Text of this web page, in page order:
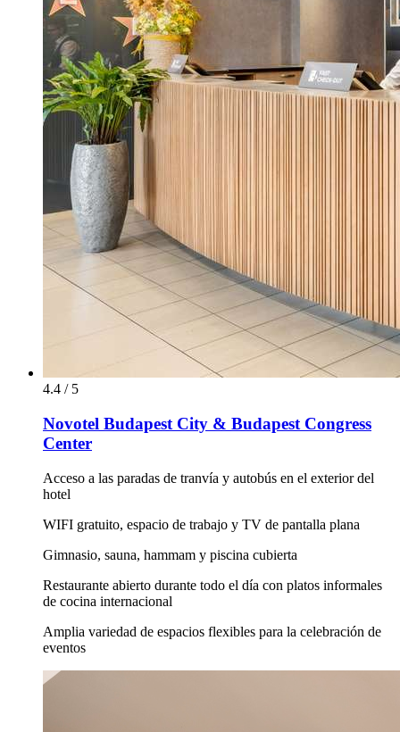
4.4 / 5
Novotel Budapest City & Budapest Congress
Center
Acceso a las paradas de tranvía y autobús en el exterior del
hotel
WIFI gratuito, espacio de trabajo y TV de pantalla plana
Gimnasio, sauna, hammam y piscina cubierta
Restaurante abierto durante todo el día con platos informales
de cocina internacional
Amplia variedad de espacios flexibles para la celebración de
eventos